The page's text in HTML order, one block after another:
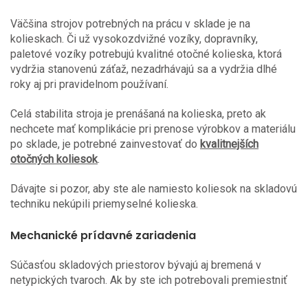
Väčšina strojov potrebných na prácu v sklade je na
kolieskach. Či už vysokozdvižné vozíky, dopravníky,
paletové vozíky potrebujú kvalitné otočné kolieska, ktorá
vydržia stanovenú záťaž, nezadrhávajú sa a vydržia dlhé
roky aj pri pravidelnom používaní.
Celá stabilita stroja je prenášaná na kolieska, preto ak
nechcete mať komplikácie pri prenose výrobkov a materiálu
po sklade, je potrebné zainvestovať do kvalitnejších
otočných koliesok.
Dávajte si pozor, aby ste ale namiesto koliesok na skladovú
techniku nekúpili priemyselné kolieska.
Mechanické prídavné zariadenia
Súčasťou skladových priestorov bývajú aj bremená v
netypických tvaroch. Ak by ste ich potrebovali premiestniť